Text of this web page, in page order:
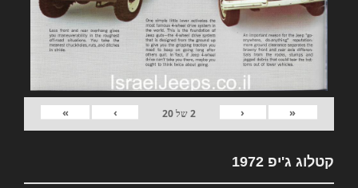
«
‹
2של20
›
»
קטלוג ג'יפ 1972